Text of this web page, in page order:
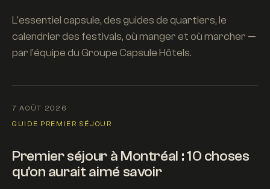
L'essentiel capsule, des guides de quartiers, le
calendrier des festivals, où manger et où marcher —
par l'équipe du Groupe Capsule Hôtels.
7 AOÛT 2026
GUIDE PREMIER SÉJOUR
Premier séjour à Montréal : 10 choses
qu'on aurait aimé savoir